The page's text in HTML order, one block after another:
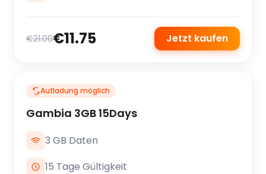
€21.00€11.75 Jetzt kaufen
Aufladung möglich
Gambia 3GB 15Days
3 GB Daten
15 Tage Gültigkeit